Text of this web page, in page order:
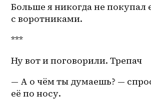
Больше я никогда не
с воротниками.
***
Ну вот и поговорили. Трепач
— А о чём ты думаешь? —
её по носу.